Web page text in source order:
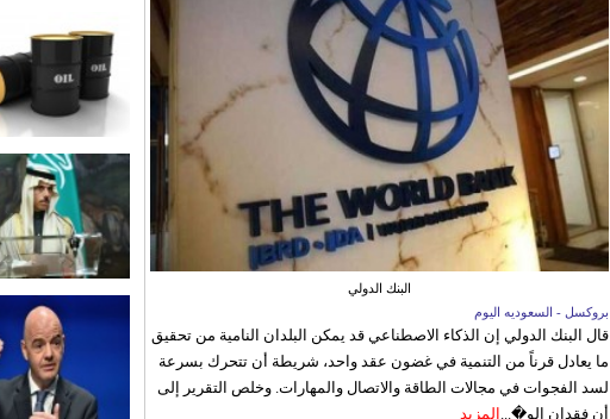
البنك الدولي
بروكسل - السعوديه اليوم
قال البنك الدولي إن الذكاء الاصطناعي قد يمكن البلدان النامية من تحقيق
ما يعادل قرناً من التنمية في غضون عقد واحد، شريطة أن تتحرك بسرعة
لسد الفجوات في مجالات الطاقة والاتصال والمهارات. وخلص التقرير إلى
أن فقدان الو�... المزيد